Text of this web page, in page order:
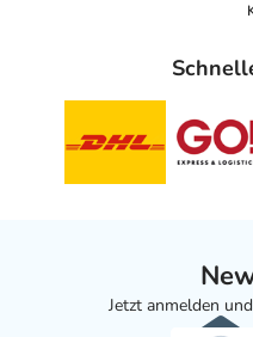
Jetzt anmelden